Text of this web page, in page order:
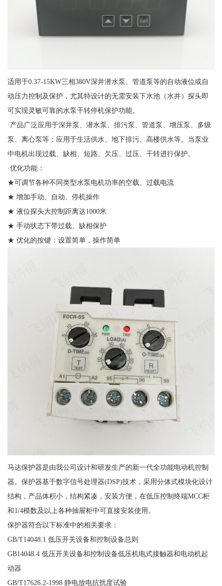
适用于0.37-15KW三相380V深井潜水泵、管道泵等的自动液位或自
动压力控制及保护，尤其特设计的无需安装下水池（水井）探头即
可实现灵敏可靠的水泵干转停机保护功能。
·产品广泛应用于深井泵、潜水泵、排污泵、管道泵、增压泵、多级
泵、离心泵等；应用于生活供水、地下排污、高楼供水等。当泵业
中电机出现过载、缺相、短路、欠压、过压、干转进行保护。
·优化功能：
★可调节各种不同类型水泵电机功率的空载、过载电流
★ 增加手动、自动、停机操作
★ 液位探头大控制距离达1000米
★ 手动状态下带过载、缺相保护
★ 优化的按键：设置简单，操作简单
马达保护器是由我公司设计和研发生产的新一代全功能电动机控制
器。保护器基于数字信号处理器(DSP)技术，采用分体式模块化设计
结构，产品体积小，结构紧凑，安装方便，在低压控制终端MCC柜
和1/4模数及以上各种抽屉柜中可直接安装使用。
保护器符合以下标准中的相关要求：
GB/T14048.1 低压开关设备和控制设备总则
GB14048.4 低压开关设备和控制设备低压机电式接触器和电动机起
动器
GB/T17626.2-1998 静电放电抗扰度试验